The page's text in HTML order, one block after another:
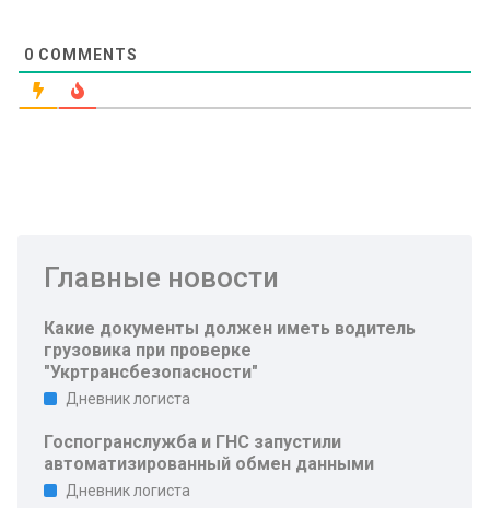
0 COMMENTS
Главные новости
Какие документы должен иметь водитель
грузовика при проверке
"Укртрансбезопасности"
Дневник логиста
Госпогранслужба и ГНС запустили
автоматизированный обмен данными
Дневник логиста